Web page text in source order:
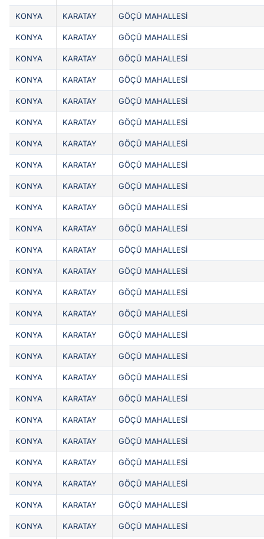
KONYA KARATAY GÖÇÜ MAHALLESİ
KONYA KARATAY GÖÇÜ MAHALLESİ
KONYA KARATAY GÖÇÜ MAHALLESİ
KONYA KARATAY GÖÇÜ MAHALLESİ
KONYA KARATAY GÖÇÜ MAHALLESİ
KONYA KARATAY GÖÇÜ MAHALLESİ
KONYA KARATAY GÖÇÜ MAHALLESİ
KONYA KARATAY GÖÇÜ MAHALLESİ
KONYA KARATAY GÖÇÜ MAHALLESİ
KONYA KARATAY GÖÇÜ MAHALLESİ
KONYA KARATAY GÖÇÜ MAHALLESİ
KONYA KARATAY GÖÇÜ MAHALLESİ
KONYA KARATAY GÖÇÜ MAHALLESİ
KONYA KARATAY GÖÇÜ MAHALLESİ
KONYA KARATAY GÖÇÜ MAHALLESİ
KONYA KARATAY GÖÇÜ MAHALLESİ
KONYA KARATAY GÖÇÜ MAHALLESİ
KONYA KARATAY GÖÇÜ MAHALLESİ
KONYA KARATAY GÖÇÜ MAHALLESİ
KONYA KARATAY GÖÇÜ MAHALLESİ
KONYA KARATAY GÖÇÜ MAHALLESİ
KONYA KARATAY GÖÇÜ MAHALLESİ
KONYA KARATAY GÖÇÜ MAHALLESİ
KONYA KARATAY GÖÇÜ MAHALLESİ
KONYA KARATAY GÖÇÜ MAHALLESİ